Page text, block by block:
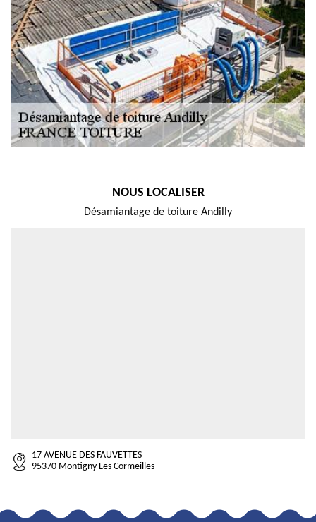
NOUS LOCALISER
Désamiantage de toiture Andilly
17 AVENUE DES FAUVETTES
95370 Montigny Les Cormeilles